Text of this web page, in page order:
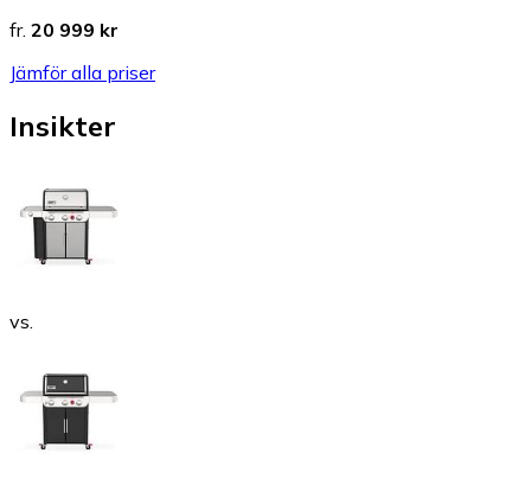
fr. 20 999 kr
Jämför alla priser
Insikter
vs.